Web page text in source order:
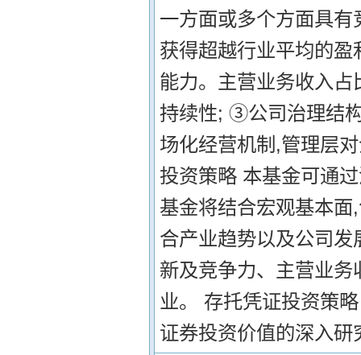
一方面或多个方面具
获得超越行业平均的
能力。主营业务收入
持续性; ③公司治理结
场化经营机制,管理层
投资策略 本基金可通
基金将结合宏观基本
合产业趋势以及公司
新及竞争力、主营业
业。 存托凭证投资策
证券投资价值的深入